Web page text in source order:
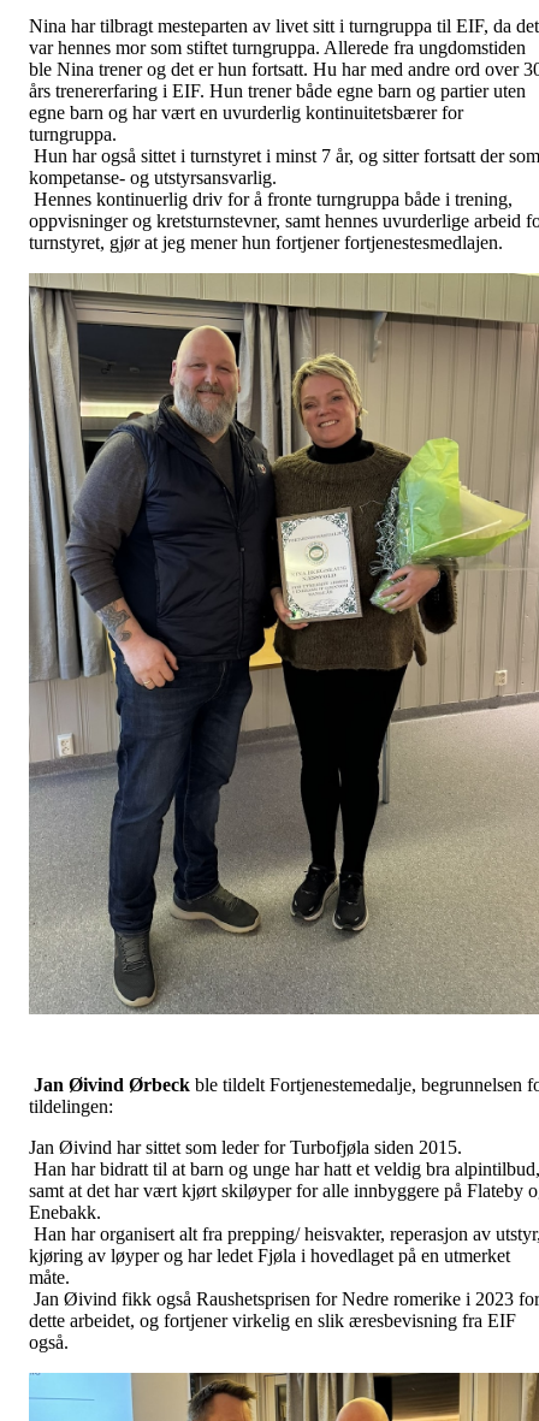
Nina har tilbragt mesteparten av livet sitt i turngruppa til EIF, da det
var hennes mor som stiftet turngruppa. Allerede fra ungdomstiden
ble Nina trener og det er hun fortsatt. Hu har med andre ord over
års trenererfaring i EIF. Hun trener både egne barn og partier uten
egne barn og har vært en uvurderlig kontinuitetsbærer for
turngruppa.
Hun har også sittet i turnstyret i minst 7 år, og sitter fortsatt der som
kompetanse- og utstyrsansvarlig.
Hennes kontinuerlig driv for å fronte turngruppa både i trening,
oppvisninger og kretsturnstevner, samt hennes uvurderlige arbeid
turnstyret, gjør at jeg mener hun fortjener fortjenestesmedlajen.
Jan Øivind Ørbeck ble tildelt Fortjenestemedalje, begrunnelsen
tildelingen:
Jan Øivind har sittet som leder for Turbofjøla siden 2015.
Han har bidratt til at barn og unge har hatt et veldig bra alpintilbud,
samt at det har vært kjørt skiløyper for alle innbyggere på Flateby
Enebakk.
Han har organisert alt fra prepping/ heisvakter, reperasjon av
kjøring av løyper og har ledet Fjøla i hovedlaget på en utmerket
måte.
Jan Øivind fikk også Raushetsprisen for Nedre romerike i 2023 for
dette arbeidet, og fortjener virkelig en slik æresbevisning fra EIF
også.